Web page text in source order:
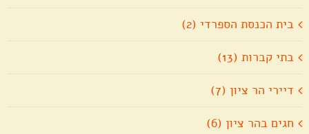
בית הכנסת הספרדי (2)
בתי קברות (13)
דיירי הר ציון (7)
חגים בהר ציון (6)